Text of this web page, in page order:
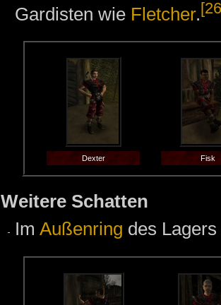
Gardisten wie Fletcher.
Dexter Fisk
Weitere Schatten
Im Außenring des